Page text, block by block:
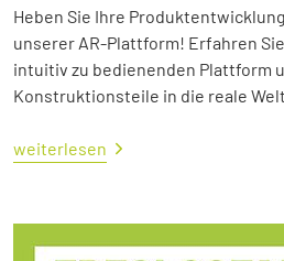
Heben Sie Ihre
unserer AR-Plattform! Erfahren
intuitiv zu bedienenden Plattform
Konstruktionsteile in die reale
weiterlesen